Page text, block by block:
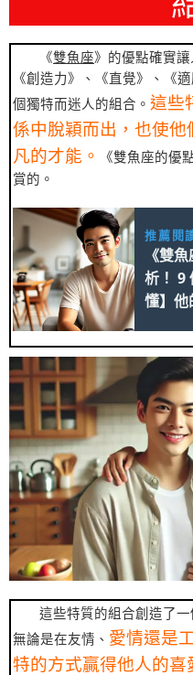
《雙魚座》的優點確實
《創造力》、《直覺》、《
個獨特而迷人的組合。 這些
係中脫穎而出，也使
凡的才能。
《雙魚座的優
賞的。
推薦閱
《雙
析！ 9
懂】他
這些特質的組合創造了
無論是在友情、 愛情還是
特的方式贏得他人的喜